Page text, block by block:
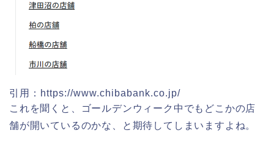
引用：https://www.chibabank.co.jp/
これを聞くと、ゴールデンウィーク中でもどこかの店
舗が開いているのかな、と期待してしまいますよね。